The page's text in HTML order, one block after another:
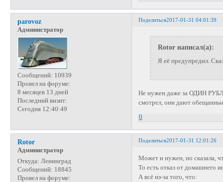
Поделиться2017-01-31 04:01:39
parovoz
Администратор
Сообщений: 10939
Провел на форуме:
8 месяцев 13 дней
Последний визит:
Сегодня 12:40:49
Rotor написал(а):
Я её предупредил.
Не нужен даже за ОДИН
смотрел, они дают
0
Поделиться2017-01-31 12:01:26
Rotor
Администратор
Откуда: Ленинград
Сообщений: 18845
Провел на форуме:
Может и нужен, но сказала,
То есть отказ от домашнего
А всё из-за того, что: